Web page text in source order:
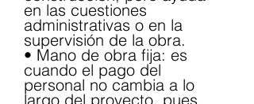
en las cuestiones
administrativas o en la
supervisión de la obra.
• Mano de obra fija: es
cuando el pago del
personal no cambia a lo
largo del proyecto, pues